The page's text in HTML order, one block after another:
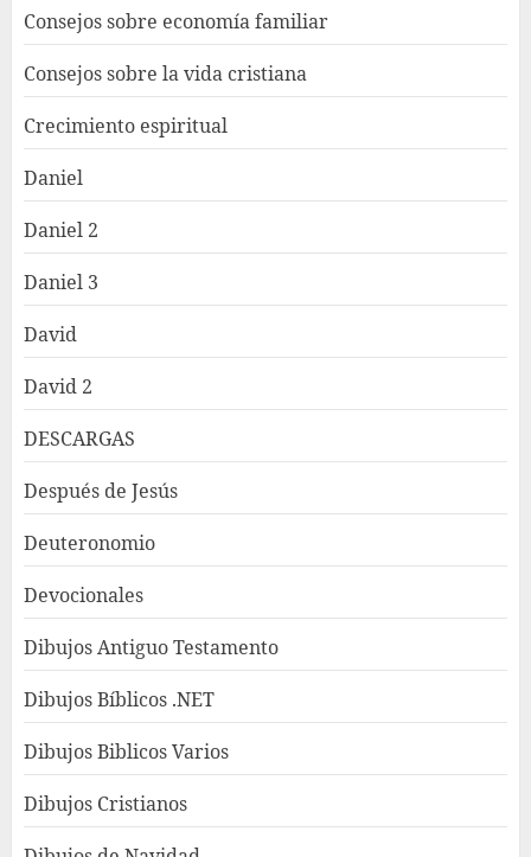
Consejos sobre economía familiar
Consejos sobre la vida cristiana
Crecimiento espiritual
Daniel
Daniel 2
Daniel 3
David
David 2
DESCARGAS
Después de Jesús
Deuteronomio
Devocionales
Dibujos Antiguo Testamento
Dibujos Bíblicos .NET
Dibujos Biblicos Varios
Dibujos Cristianos